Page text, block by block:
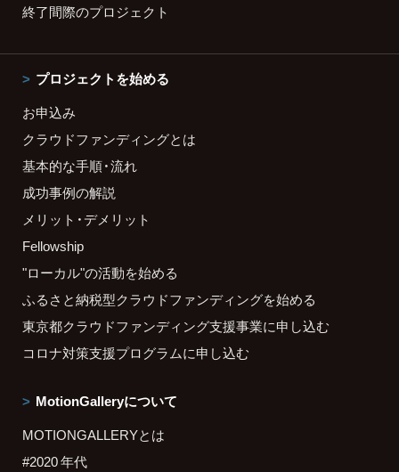
終了間際のプロジェクト
プロジェクトを始める
お申込み
クラウドファンディングとは
基本的な手順・流れ
成功事例の解説
メリット・デメリット
Fellowship
"ローカル"の活動を始める
ふるさと納税型クラウドファンディングを始める
東京都クラウドファンディング支援事業に申し込む
コロナ対策支援プログラムに申し込む
MotionGalleryについて
MOTIONGALLERYとは
#2020 年代